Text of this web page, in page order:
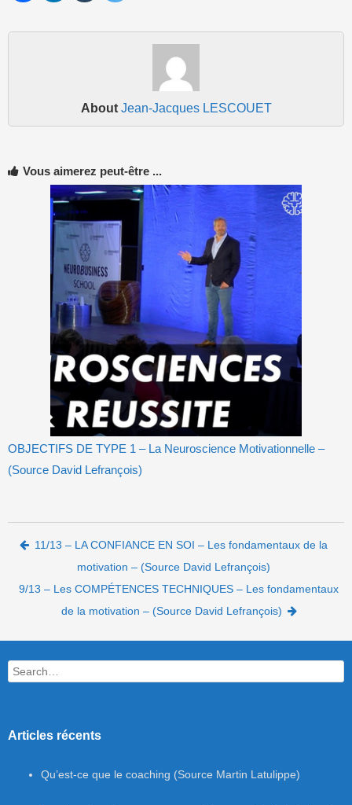
Search
Articles récents
Qu’est-ce que le coaching (Source Martin Latulippe)
About Jean-Jacques LESCOUET
Vous aimerez peut-être ...
OBJECTIFS DE TYPE 1 – La Neuroscience Motivationnelle –
(Source David Lefrançois)
Post navigation
11/13 – LA CONFIANCE EN SOI – Les fondamentaux de la
motivation – (Source David Lefrançois)
9/13 – Les COMPÉTENCES TECHNIQUES – Les fondamentaux
de la motivation – (Source David Lefrançois)